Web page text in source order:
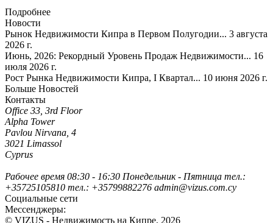
Подробнее
Новости
Рынок Недвижимости Кипра в Первом Полугодии... 3 августа
2026 г.
Июнь, 2026: Рекордный Уровень Продаж Недвижимости... 16
июля 2026 г.
Pост Рынка Недвижимости Кипра, I Квартал... 10 июня 2026 г.
Больше Новостей
Контакты
Office 33, 3rd Floor
Alpha Tower
Pavlou Nirvana, 4
3021 Limassol
Cyprus
Рабочее время 08:30 - 16:30 Понедельник - Пятница тел.:
+35725105810 тел.: +35799882276 admin@vizus.com.cy
Социальные сети
Мессенджеры:
© VIZUS - Недвижимость на Кипре, 2026